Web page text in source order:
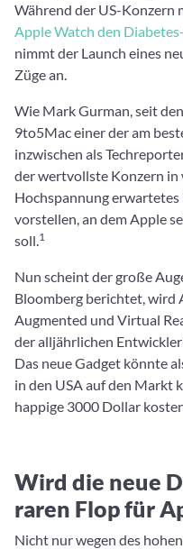
Während der US-Konzern
Apple Watch den
nimmt der Launch eines
Züge an.
Wie Mark Gurman, seit
9to5Mac einer der am
inzwischen als
der wertvollste Konzern in
Hochspannung
vorstellen, an dem Apple
soll.1
Nun scheint der große
Bloomberg berichtet, wird
Augmented und Virtual
der alljährlichen
Das neue Gadget könnte
in den USA auf den Markt
happige 3000 Dollar
Wird die neue
raren Flop für
Nicht nur wegen des